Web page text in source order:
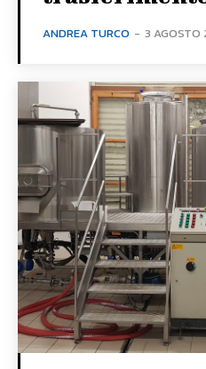
ANDREA TURCO - 3 AGOSTO